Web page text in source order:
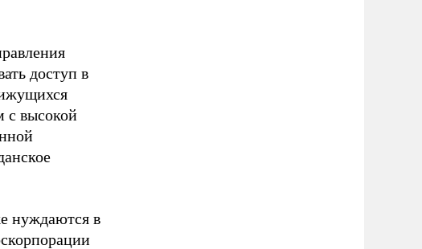
доступ в
с высокой
нуждаются в